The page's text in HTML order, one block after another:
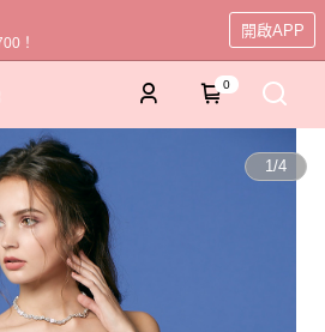
！
開啟APP
0
1/4